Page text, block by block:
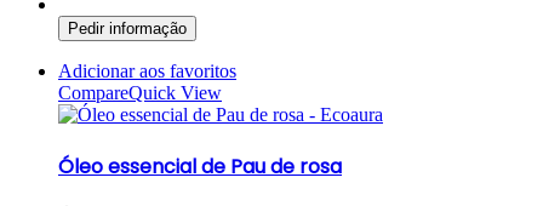
Pedir informação
Adicionar aos favoritos
CompareQuick View
Óleo essencial de Pau de rosa